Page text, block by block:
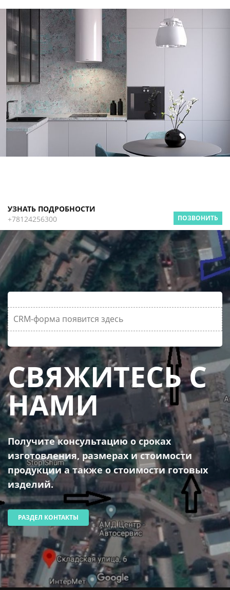
УЗНАТЬ ПОДРОБНОСТИ
+78124256300
ПОЗВОНИТЬ
CRM-форма появится здесь
СВЯЖИТЕСЬ С
НАМИ
Получите консультацию о сроках
изготовления, размерах и стоимости
продукции а также о стоимости готовых
изделий.
РАЗДЕЛ КОНТАКТЫ